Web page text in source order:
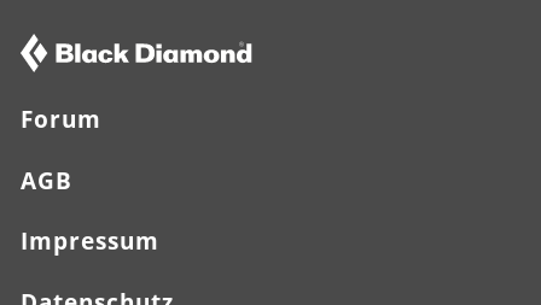
Forum
AGB
Impressum